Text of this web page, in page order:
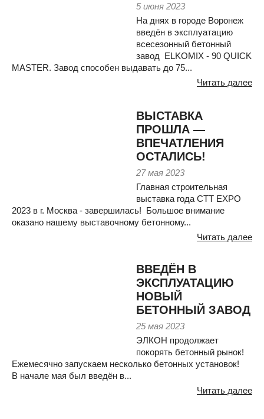
5 июня 2023
На днях в городе Воронеж
введён в эксплуатацию
всесезонный бетонный
завод ELKOMIX - 90 QUICK
MASTER. Завод способен выдавать до 75...
Читать далее
ВЫСТАВКА
ПРОШЛА —
ВПЕЧАТЛЕНИЯ
ОСТАЛИСЬ!
27 мая 2023
Главная строительная
выставка года CTT EXPO
2023 в г. Москва - завершилась! Большое внимание
оказано нашему выставочному бетонному...
Читать далее
ВВЕДЁН В
ЭКСПЛУАТАЦИЮ
НОВЫЙ
БЕТОННЫЙ ЗАВОД
25 мая 2023
ЭЛКОН продолжает
покорять бетонный рынок!
Ежемесячно запускаем несколько бетонных установок!
В начале мая был введён в...
Читать далее